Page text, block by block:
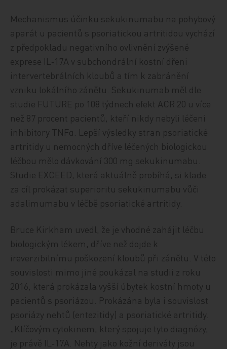
Mechanismus účinku sekukinumabu na pohybový
aparát u pacientů s psoriatickou artritidou vychází
z předpokladu negativního ovlivnění zvýšené
exprese IL‑17A v subchondrální kostní dřeni
intervertebrálních kloubů a tím k zabránění
vzniku lokálního zánětu. Sekukinumab měl dle
studie FUTURE po 108 týdnech efekt ACR 20 u více
než 87 procent pacientů, kteří nikdy nebyli léčeni
inhibitory TNFα. Lepší výsledky stran psoriatické
artritidy u nemocných dříve léčených biologickou
léčbou mělo dávkování 300 mg sekukinumabu.
Studie EXCEED, která aktuálně probíhá, si klade
za cíl prokázat superioritu sekukinumabu vůči
adalimumabu v léčbě psoriatické artritidy.
Bruce Kirkham uvedl, že je vhodné zahájit léčbu
biologickým lékem, dříve než dojde k
ireverzibilnímu poškození kloubů při zánětu. V této
souvislosti mimo jiné poukázal na studii z roku
2016, která prokázala vyšší úbytek kostní hmoty u
pacientů s psoriázou. Prokázána byla i souvislost
psoriázy nehtů (entezitidy) a psoriatické artritidy.
„Klíčovým cytokinem, který spojuje tyto diagnózy,
je právě IL‑17A. Nehty jako kožní deriváty jsou